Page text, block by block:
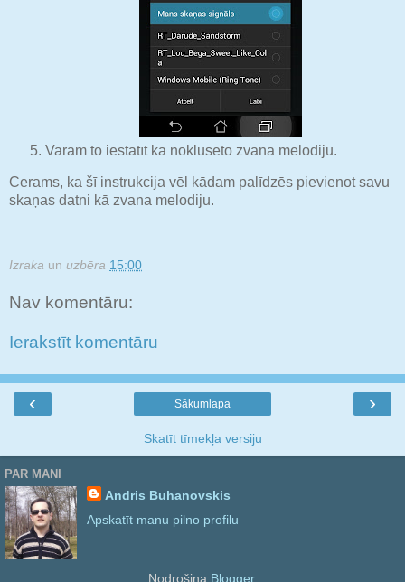
Varam to iestatīt kā noklusēto zvana melodiju.
Cerams, ka šī instrukcija vēl kādam palīdzēs pievienot savu
skaņas datni kā zvana melodiju.
Izraka un uzbēra 15:00
Nav komentāru:
Ierakstīt komentāru
‹ ›
Sākumlapa
Skatīt tīmekļa versiju
PAR MANI
Andris Buhanovskis
Apskatīt manu pilno profilu
Nodrošina Blogger.